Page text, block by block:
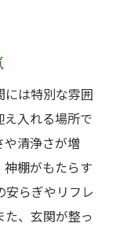
には特別な雰囲
入れる場所で
や清浄さが増
神棚がもたらす
安らぎやリフレ
た、玄関が整っ